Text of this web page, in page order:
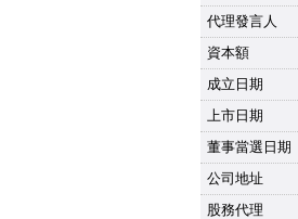
代理發言人
資本額
成立日期
上市日期
董事當選日期
公司地址
股務代理